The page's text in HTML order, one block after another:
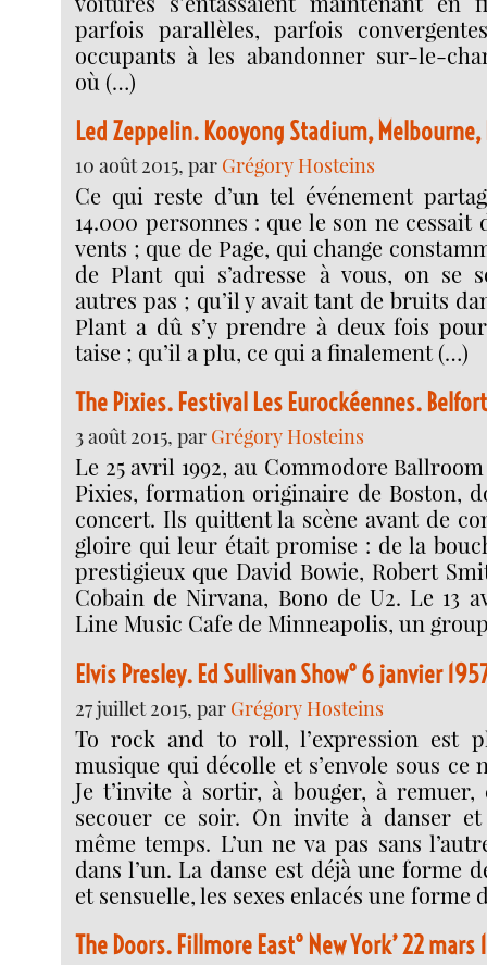
parfois parallèles, parfois
occupants à les abandonner sur-le-
où (…)
Led Zeppelin. Kooyong Stadium, Melbourne,
10 août 2015, par Grégory Hosteins
Ce qui reste d’un tel événement
14.000 personnes : que le son ne
vents ; que de Page, qui change
de Plant qui s’adresse à vous, on se
autres pas ; qu’il y avait tant de bruits
Plant a dû s’y prendre à deux fois
taise ; qu’il a plu, ce qui a finalement (…)
The Pixies. Festival Les Eurockéennes.
3 août 2015, par Grégory Hosteins
Le 25 avril 1992, au Commodore
Pixies, formation originaire de Boston,
concert. Ils quittent la scène avant de
gloire qui leur était promise : de la
prestigieux que David Bowie, Robert
Cobain de Nirvana, Bono de U2. Le 13
Line Music Cafe de Minneapolis, un
Elvis Presley. Ed Sullivan Show° 6 janvier
27 juillet 2015, par Grégory Hosteins
To rock and to roll, l’expression est
musique qui décolle et s’envole sous ce
Je t’invite à sortir, à bouger, à remuer,
secouer ce soir. On invite à danser
même temps. L’un ne va pas sans
dans l’un. La danse est déjà une forme
et sensuelle, les sexes enlacés une forme
The Doors. Fillmore East° New York’ 22 mars